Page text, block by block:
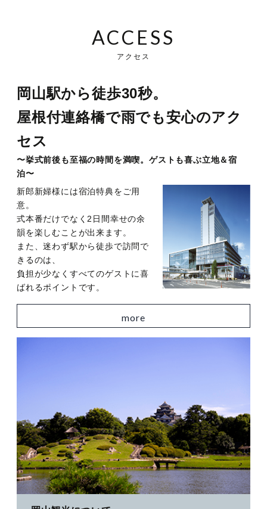
ACCESS
アクセス
岡山駅から徒歩30秒。
屋根付連絡橋で雨でも安心のアク
セス
〜挙式前後も至福の時間を満喫。ゲストも喜ぶ立地＆宿
泊〜
新郎新婦様には宿泊特典をご用
意。
式本番だけでなく2日間幸せの余
韻を楽しむことが出来ます。
また、迷わず駅から徒歩で訪問で
きるのは、
負担が少なくすべてのゲストに喜
ばれるポイントです。
more